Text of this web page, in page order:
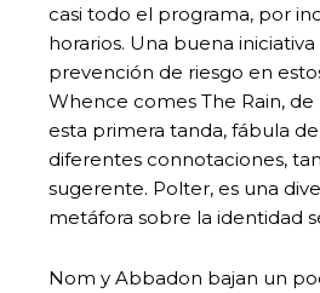
casi todo el programa, por
horarios. Una buena
prevención de riesgo en
Whence comes The Rain, de
esta primera tanda, fábula
diferentes connotaciones,
sugerente. Polter, es una
metáfora sobre la identidad
Nom y Abbadon bajan un